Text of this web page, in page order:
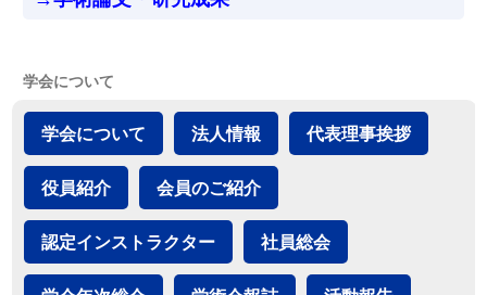
学会について
学会について 法人情報 代表理事挨拶
役員紹介 会員のご紹介
認定インストラクター 社員総会